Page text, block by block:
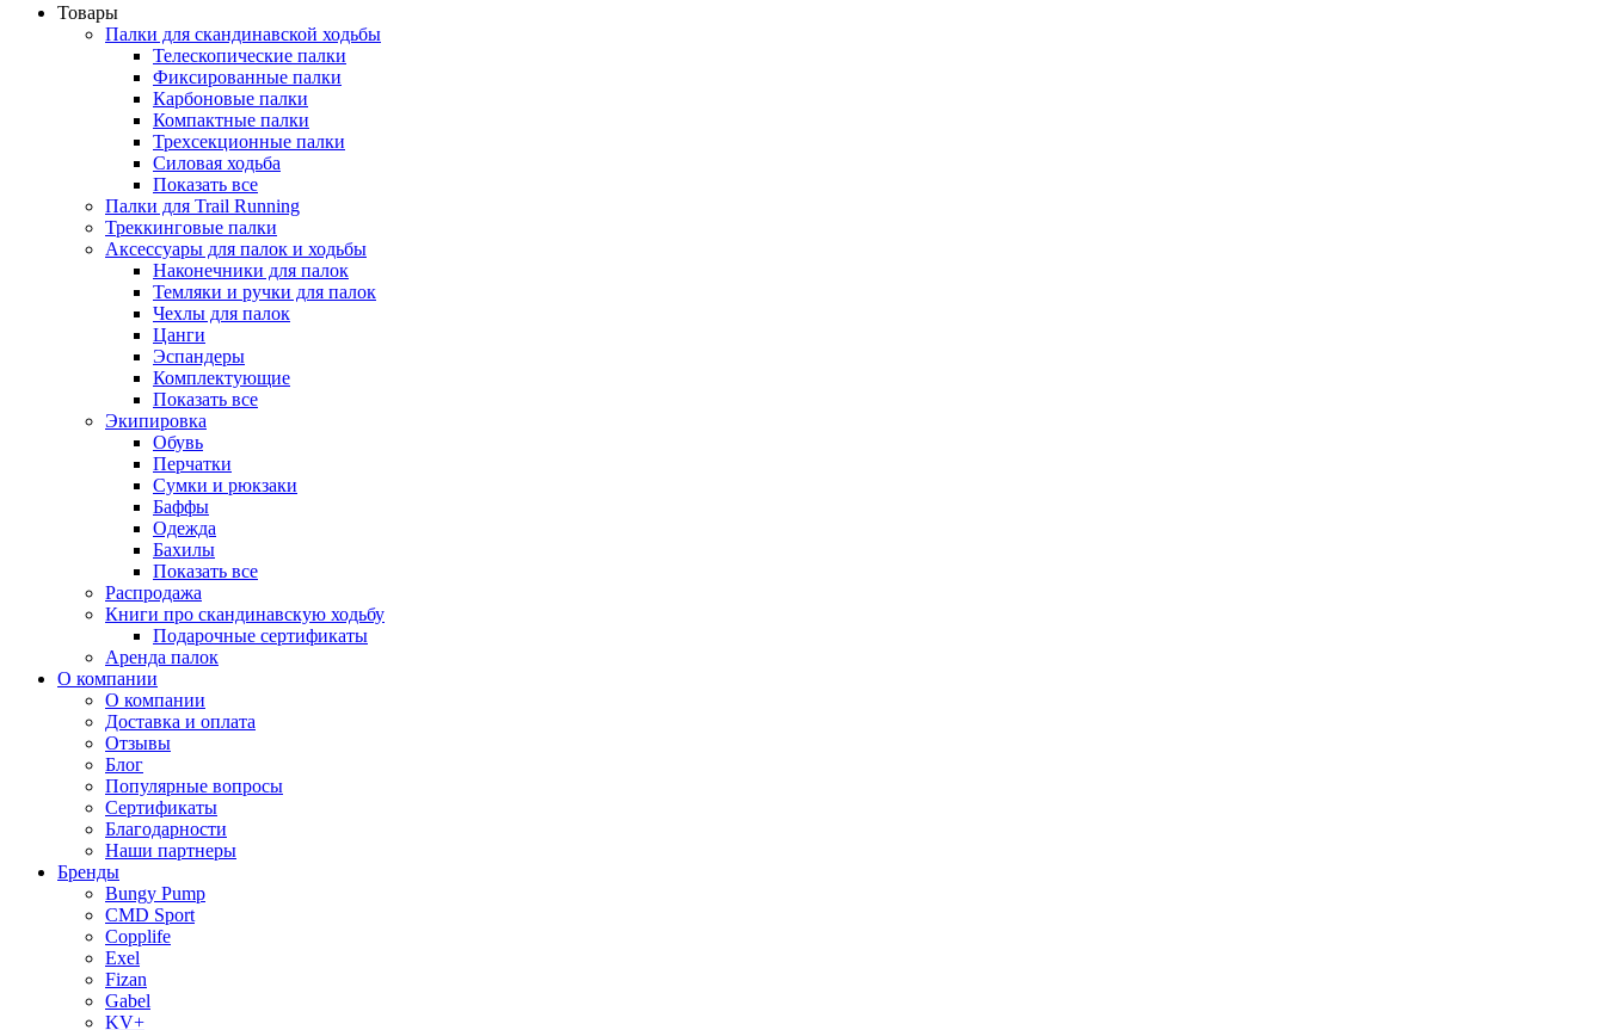
Товары
Палки для скандинавской ходьбы
Телескопические палки
Фиксированные палки
Карбоновые палки
Компактные палки
Трехсекционные палки
Силовая ходьба
Показать все
Палки для Trail Running
Треккинговые палки
Аксессуары для палок и ходьбы
Наконечники для палок
Темляки и ручки для палок
Чехлы для палок
Цанги
Эспандеры
Комплектующие
Показать все
Экипировка
Обувь
Перчатки
Сумки и рюкзаки
Баффы
Одежда
Бахилы
Показать все
Распродажа
Книги про скандинавскую ходьбу
Подарочные сертификаты
Аренда палок
О компании
О компании
Доставка и оплата
Отзывы
Блог
Популярные вопросы
Сертификаты
Благодарности
Наши партнеры
Бренды
Bungy Pump
CMD Sport
Copplife
Exel
Fizan
Gabel
KV+